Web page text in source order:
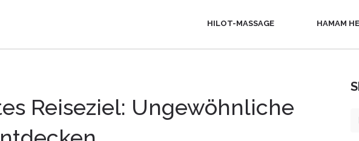
HILOT-MASSAGE HAMAM
Reiseziel: Ungewöhnliche